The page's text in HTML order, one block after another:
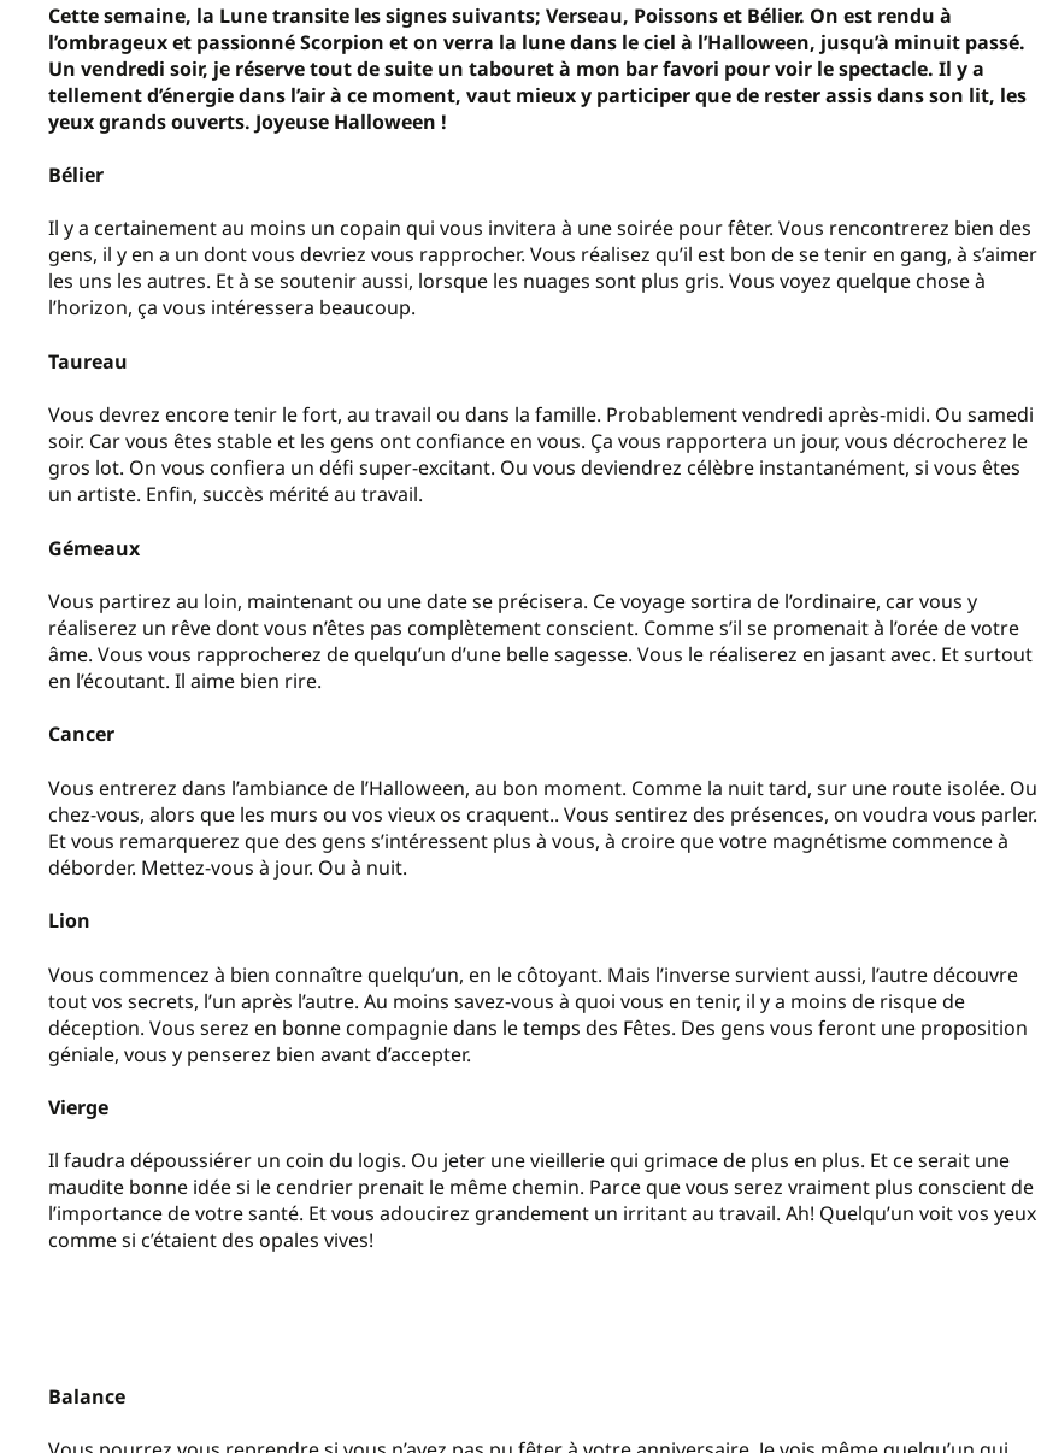
Cette semaine, la Lune transite les signes suivants; Verseau, Poissons et Bélier. On est rendu à
l’ombrageux et passionné Scorpion et on verra la lune dans le ciel à l’Halloween, jusqu’à minuit passé.
Un vendredi soir, je réserve tout de suite un tabouret à mon bar favori pour voir le spectacle. Il y a
tellement d’énergie dans l’air à ce moment, vaut mieux y participer que de rester assis dans son lit, les
yeux grands ouverts. Joyeuse Halloween !
Bélier
Il y a certainement au moins un copain qui vous invitera à une soirée pour fêter. Vous rencontrerez bien des
gens, il y en a un dont vous devriez vous rapprocher. Vous réalisez qu’il est bon de se tenir en gang, à s’aimer
les uns les autres. Et à se soutenir aussi, lorsque les nuages sont plus gris. Vous voyez quelque chose à
l’horizon, ça vous intéressera beaucoup.
Taureau
Vous devrez encore tenir le fort, au travail ou dans la famille. Probablement vendredi après-midi. Ou samedi
soir. Car vous êtes stable et les gens ont confiance en vous. Ça vous rapportera un jour, vous décrocherez le
gros lot. On vous confiera un défi super-excitant. Ou vous deviendrez célèbre instantanément, si vous êtes
un artiste. Enfin, succès mérité au travail.
Gémeaux
Vous partirez au loin, maintenant ou une date se précisera. Ce voyage sortira de l’ordinaire, car vous y
réaliserez un rêve dont vous n’êtes pas complètement conscient. Comme s’il se promenait à l’orée de votre
âme. Vous vous rapprocherez de quelqu’un d’une belle sagesse. Vous le réaliserez en jasant avec. Et surtout
en l’écoutant. Il aime bien rire.
Cancer
Vous entrerez dans l’ambiance de l’Halloween, au bon moment. Comme la nuit tard, sur une route isolée. Ou
chez-vous, alors que les murs ou vos vieux os craquent.. Vous sentirez des présences, on voudra vous parler.
Et vous remarquerez que des gens s’intéressent plus à vous, à croire que votre magnétisme commence à
déborder. Mettez-vous à jour. Ou à nuit.
Lion
Vous commencez à bien connaître quelqu’un, en le côtoyant. Mais l’inverse survient aussi, l’autre découvre
tout vos secrets, l’un après l’autre. Au moins savez-vous à quoi vous en tenir, il y a moins de risque de
déception. Vous serez en bonne compagnie dans le temps des Fêtes. Des gens vous feront une proposition
géniale, vous y penserez bien avant d’accepter.
Vierge
Il faudra dépoussiérer un coin du logis. Ou jeter une vieillerie qui grimace de plus en plus. Et ce serait une
maudite bonne idée si le cendrier prenait le même chemin. Parce que vous serez vraiment plus conscient de
l’importance de votre santé. Et vous adoucirez grandement un irritant au travail. Ah! Quelqu’un voit vos yeux
comme si c’étaient des opales vives!
Balance